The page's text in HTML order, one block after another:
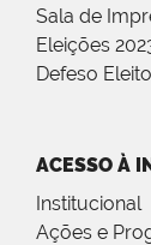
Sala de
Eleições
Defeso
ACESSO À
Institucional
Ações e